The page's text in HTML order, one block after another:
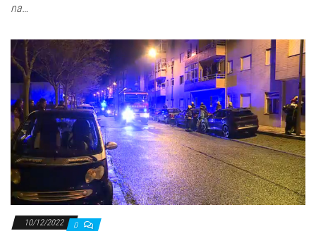
na…
10/12/2022 0